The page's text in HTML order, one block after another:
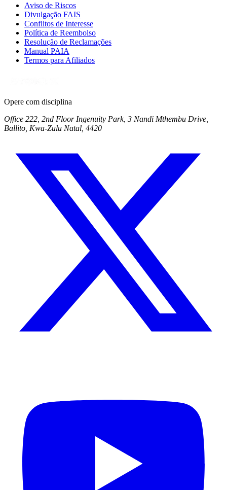
Aviso de Riscos
Divulgação FAIS
Conflitos de Interesse
Política de Reembolso
Resolução de Reclamações
Manual PAIA
Termos para Afiliados
Opere com disciplina
Office 222, 2nd Floor Ingenuity Park, 3 Nandi Mthembu Drive,
Ballito, Kwa-Zulu Natal, 4420